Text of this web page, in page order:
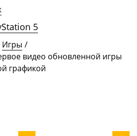
5
Игры /
видео обновленной игры
графикой